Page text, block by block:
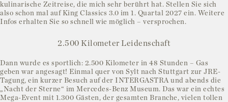
kulinarische Zeitreise, die mich sehr berührt hat. Stellen Sie sich
also schon mal auf King Classics 3.0 im 1. Quartal 2027 ein. Weitere
Infos erhalten Sie so schnell wie möglich – versprochen.
2.500 Kilometer Leidenschaft
Dann wurde es sportlich: 2.500 Kilometer in 48 Stunden – Gas
geben war angesagt! Einmal quer von Sylt nach Stuttgart zur JRE-
Tagung, ein kurzer Besuch auf der INTERGASTRA und abends die
„Nacht der Sterne“ im Mercedes-Benz Museum. Das war ein echtes
Mega-Event mit 1.300 Gästen, der gesamten Branche, vielen tollen